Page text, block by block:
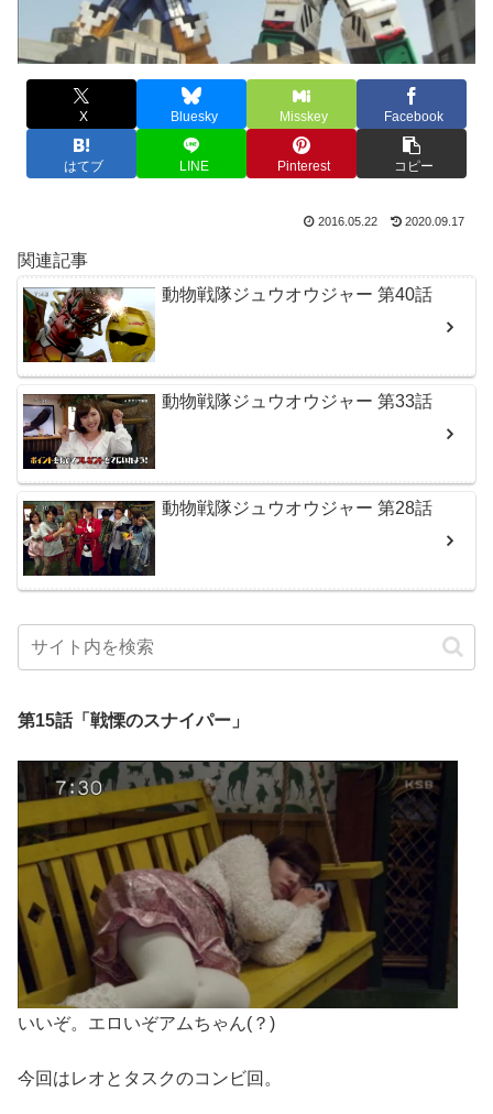
X Bluesky Misskey Facebook
はてブ LINE Pinterest コピー
2016.05.22 2020.09.17
関連記事
動物戦隊ジュウオウジャー 第40話
動物戦隊ジュウオウジャー 第33話
動物戦隊ジュウオウジャー 第28話
第15話「戦慄のスナイパー」
いいぞ。エロいぞアムちゃん(？)
今回はレオとタスクのコンビ回。